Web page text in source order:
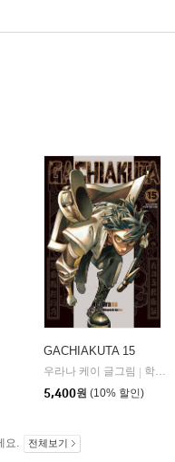
| 디앤씨웹툰비즈
GACHIAKUTA 15
우라나 케이 글그림
학산문화사
5,400원 (10% 할인)
요. 전체보기